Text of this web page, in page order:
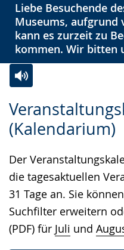
Liebe Besuchende
Museums, aufgrund
kann es zurzeit zu
kommen. Wir bitten
(Kalendarium)
Der
die tagesaktuellen
31 Tage an. Sie
Suchfilter erweitern
(PDF) für Juli und
Leichten
Sprache
Audio-
Unterstützung.
Video
in
Gebärdensprache
wird
angezeigt.